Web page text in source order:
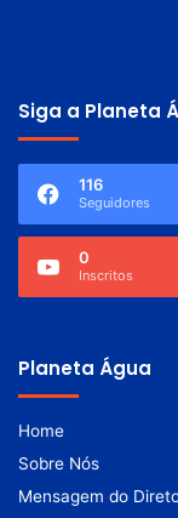
Siga a Planeta
116
Seguidores
0
Inscritos
Planeta Água
Home
Sobre Nós
Mensagem do